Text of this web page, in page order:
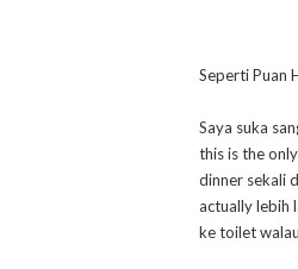
Seperti Puan
Saya suka
this is the
dinner sekali
actually lebih
ke toilet